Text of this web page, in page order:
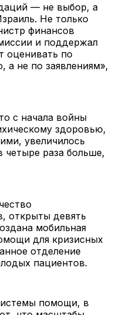
— не выбор, а
Не только
финансов
и поддержал
оценивать по
а не по заявлениям»,
с начала войны
здоровью,
увеличилось
раза больше,
открыты девять
мобильная
для кризисных
отделение
пациентов.
помощи, в